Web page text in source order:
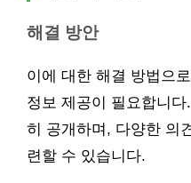
해결 방안
이에 대한 해결 방법으
정보 제공이 필요합니
히 공개하며, 다양한 의
련할 수 있습니다.